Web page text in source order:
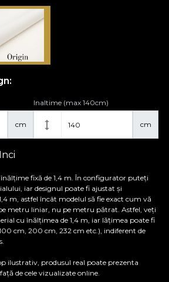
cm cm
Inaltime (max 140cm)
Inci
înălțime fixă de 1,4 m. În configurator puteți
iar designul poate fi ajustat și
m, astfel încât modelul să fie exact cum vă
metru liniar, nu pe metru pătrat. Astfel, veți
cu înălțimea de 1,4 m, iar lățimea poate fi
cm, 200 cm, 232 cm etc.), indiferent de
ilustrativ, produsul real poate prezenta
de cele vizualizate online.